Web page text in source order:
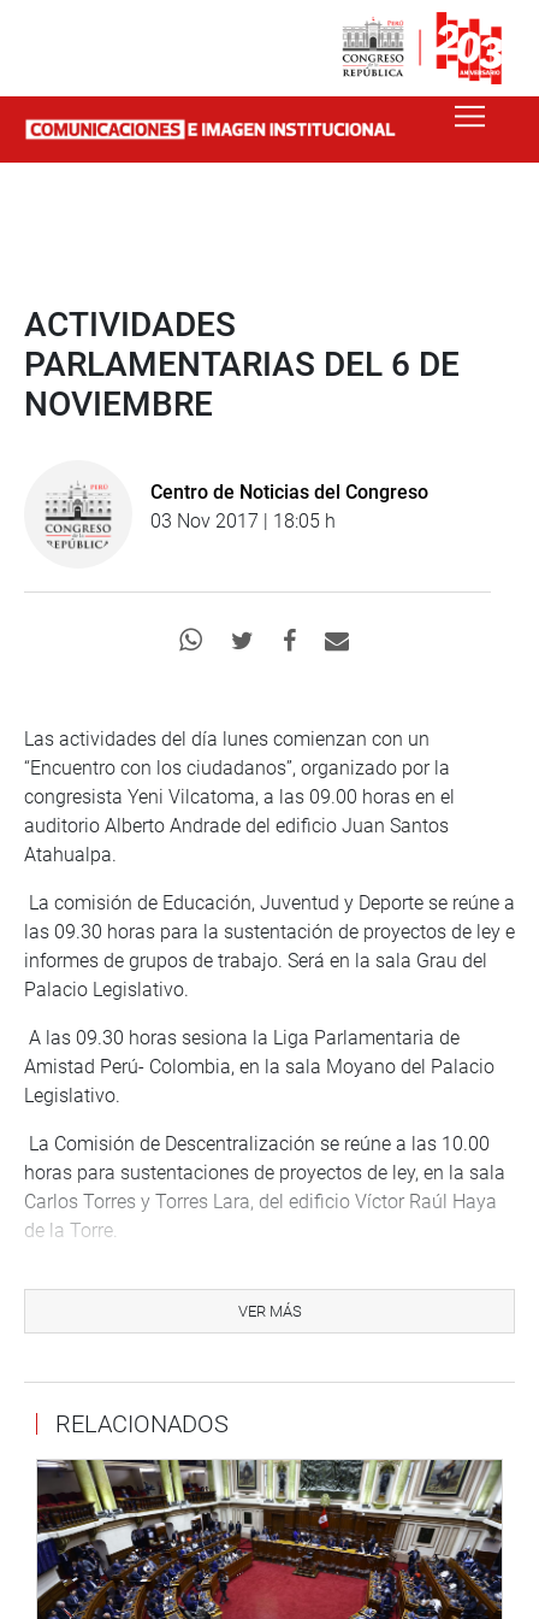
ACTIVIDADES
PARLAMENTARIAS DEL 6 DE
NOVIEMBRE
Centro de Noticias del Congreso
03 Nov 2017 | 18:05 h
Las actividades del día lunes comienzan con un
“Encuentro con los ciudadanos”, organizado por la
congresista Yeni Vilcatoma, a las 09.00 horas en el
auditorio Alberto Andrade del edificio Juan Santos
Atahualpa.
La comisión de Educación, Juventud y Deporte se reúne a
las 09.30 horas para la sustentación de proyectos de ley e
informes de grupos de trabajo. Será en la sala Grau del
Palacio Legislativo.
A las 09.30 horas sesiona la Liga Parlamentaria de
Amistad Perú- Colombia, en la sala Moyano del Palacio
Legislativo.
La Comisión de Descentralización se reúne a las 10.00
horas para sustentaciones de proyectos de ley, en la sala
Carlos Torres y Torres Lara, del edificio Víctor Raúl Haya
de la Torre.
Comisión de Fiscalización y Contraloría que investiga la
construcción y equipamiento de los hospitales de
Salud Mario César Hondermann Gálvez, María Salomé
Bobadilla Aguilar, Obed Chuquihuayta Arias y José Darío
Lozano Zelada. La sesión será en la sala Luis Bedoya.
A las 11.00 horas, la congresista Tamar Arimborgo ofrece
conferencia de prensa sobre “Pronunciamiento de la
VER MÁS
RELACIONADOS